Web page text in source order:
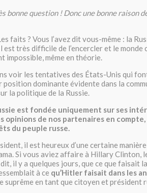
bonne question ! Donc une bonne raison
faits ? Vous l’avez dit vous-même : la
est très difficile de l’encercler et le monde
impossible, même en théorie.
voir les tentatives des États-Unis qui
dominante évidente dans la
la politique de la Russie.
est fondée uniquement sur ses
opinions de nos partenaires en compte,
du peuple russe.
il est heureux d’une certaine
Si vous aviez affaire à Hillary Clinton,
il y a quelques jours, que ce que faisait
à ce qu’Hitler faisait dans les
suprême en tant que citoyen et président